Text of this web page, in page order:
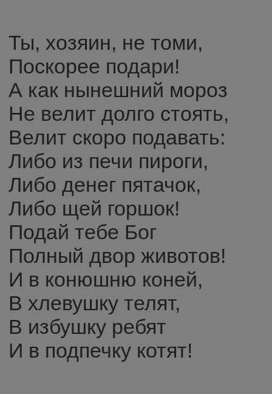
Ты, хозяин, не томи,
Поскорее подари!
А как нынешний мороз
Не велит долго стоять,
Велит скоро подавать:
Либо из печи пироги,
Либо денег пятачок,
Либо щей горшок!
Подай тебе Бог
Полный двор животов!
И в конюшню коней,
В хлевушку телят,
В избушку ребят
И в подпечку котят!